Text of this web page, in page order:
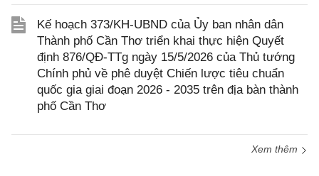
Kế hoạch 373/KH-UBND của Ủy ban nhân dân
Thành phố Cần Thơ triển khai thực hiện Quyết
định 876/QĐ-TTg ngày 15/5/2026 của Thủ tướng
Chính phủ về phê duyệt Chiến lược tiêu chuẩn
quốc gia giai đoạn 2026 - 2035 trên địa bàn thành
phố Cần Thơ
Xem thêm